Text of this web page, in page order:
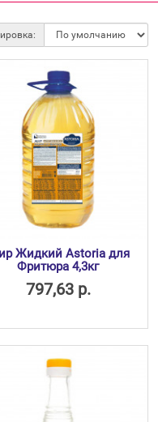
Жидкий Astoria для
Фритюра 4,3кг
797,63 р.